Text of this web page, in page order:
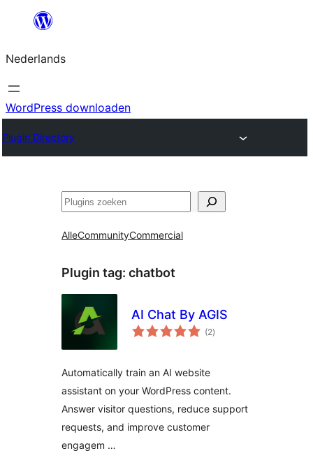
de
inhoud
Nederlands
WordPress downloaden
Plugin Directory
Zoeken
AlleCommunityCommercial
Plugin tag: chatbot
AI Chat By AGIS
(2totaal
waarderingen
)
Automatically train an AI website
assistant on your WordPress content.
Answer visitor questions, reduce support
requests, and improve customer
engagem …